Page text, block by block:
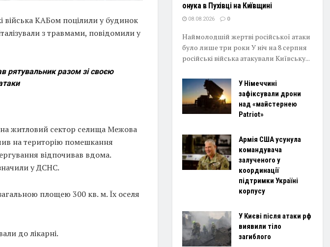
війська КАБом поцілили у будинок
з травмами, повідомили у
рятувальник разом зі своєю
житловий сектор селища Межова
на територію помешкання
відпочивав вдома.
у ДСНС.
площею 300 кв. м. Їх оселя
до лікарні.
онука в Пухівці на Київщині
08.08.2026 0
Наймолодшій жертві російської атаки
було лише три роки У ніч на 8 серпня
російські війська атакували Київську...
У Німеччині
зафіксували дрони
над «майстернею
Patriot»
Армія США усунула
командувача
залученого у
координації
підтримки Україні
корпусу
У Києві після атаки рф
виявили тіло
загиблого